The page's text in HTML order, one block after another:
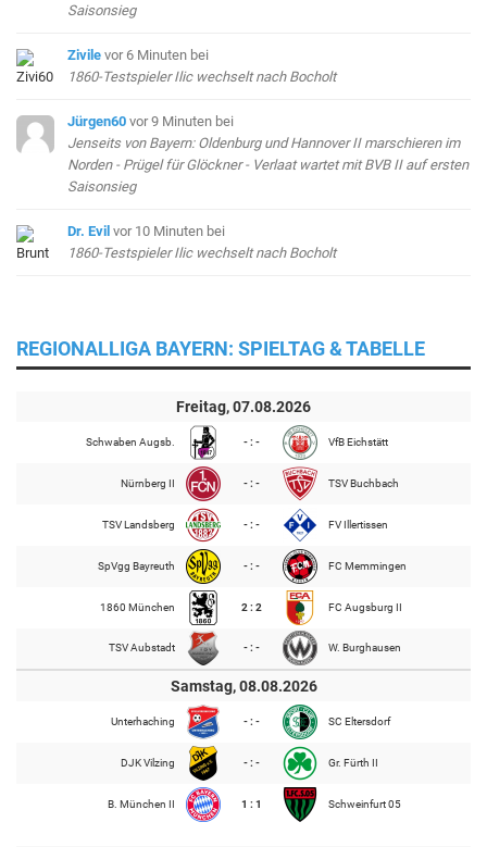
Saisonsieg
Zivile vor 6 Minuten bei
1860-Testspieler Ilic wechselt nach Bocholt
Jürgen60 vor 9 Minuten bei
Jenseits von Bayern: Oldenburg und Hannover II marschieren im
Norden - Prügel für Glöckner - Verlaat wartet mit BVB II auf ersten
Saisonsieg
Dr. Evil vor 10 Minuten bei
1860-Testspieler Ilic wechselt nach Bocholt
REGIONALLIGA BAYERN: SPIELTAG & TABELLE
Freitag, 07.08.2026
Schwaben Augsb. - : - VfB Eichstätt
Nürnberg II - : - TSV Buchbach
TSV Landsberg - : - FV Illertissen
SpVgg Bayreuth - : - FC Memmingen
1860 München 2 : 2 FC Augsburg II
TSV Aubstadt - : - W. Burghausen
Samstag, 08.08.2026
Unterhaching - : - SC Eltersdorf
DJK Vilzing - : - Gr. Fürth II
B. München II 1 : 1 Schweinfurt 05